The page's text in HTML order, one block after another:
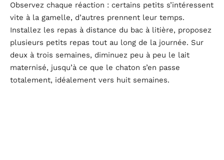
Observez chaque réaction : certains petits s’intéressent
vite à la gamelle, d’autres prennent leur temps.
Installez les repas à distance du bac à litière, proposez
plusieurs petits repas tout au long de la journée. Sur
deux à trois semaines, diminuez peu à peu le lait
maternisé, jusqu’à ce que le chaton s’en passe
totalement, idéalement vers huit semaines.